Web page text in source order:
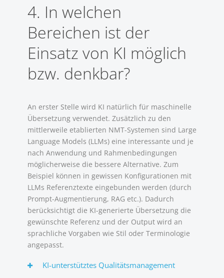
4. In welchen
Bereichen ist der
Einsatz von KI möglich
bzw. denkbar?
An erster Stelle wird KI natürlich für maschinelle
Übersetzung verwendet. Zusätzlich zu den
mittlerweile etablierten NMT-Systemen sind Large
Language Models (LLMs) eine interessante und je
nach Anwendung und Rahmenbedingungen
möglicherweise die bessere Alternative. Zum
Beispiel können in gewissen Konfigurationen mit
LLMs Referenztexte eingebunden werden (durch
Prompt-Augmentierung, RAG etc.). Dadurch
berücksichtigt die KI-generierte Übersetzung die
gewünschte Referenz und der Output wird an
sprachliche Vorgaben wie Stil oder Terminologie
angepasst.
KI-unterstütztes Qualitätsmanagement